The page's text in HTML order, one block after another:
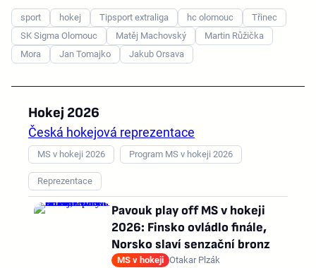
sport hokej Tipsport extraliga hc olomouc
Třinec
SK Sigma Olomouc
Matěj Machovský
Martin Růžička
Mora
Jan Tomajko Jakub Orsava
Hokej 2026
Česká hokejová reprezentace
MS v hokeji 2026 Program MS v hokeji 2026
Reprezentace
Pavouk play off MS v hokeji
2026: Finsko ovládlo finále,
Norsko slaví senzační bronz
MS v hokeji Otakar Plzák